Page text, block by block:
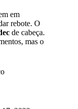
em
rebote. O
de cabeça.
mas o